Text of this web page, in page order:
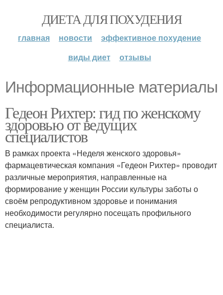
ДИЕТА ДЛЯ ПОХУДЕНИЯ
главная новости
эффективное похудение
виды диет
отзывы
Информационные материалы
Гедеон Рихтер: гид по женскому
здоровью от ведущих
специалистов
В рамках проекта «Неделя женского здоровья»
фармацевтическая компания «Гедеон Рихтер» проводит
различные мероприятия, направленные на
формирование у женщин России культуры заботы о
своём репродуктивном здоровье и понимания
необходимости регулярно посещать профильного
специалиста.